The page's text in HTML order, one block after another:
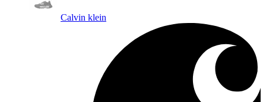
Calvin klein